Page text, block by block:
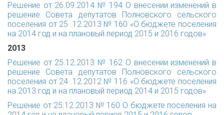
Решение от 26.09.2014 № 194 О внесении изменений в
решение Совета депутатов Полновского сельского
поселения от 25 .12.2013 № 160 «О бюджете поселения
на 2014 год и на плановый период 2015 и 2016 годов»
2013
Решение от 25.12.2013 № 162 О внесении изменений в
решение Совета депутатов Полновского сельского
поселения от 24 .12.2012 № 116 «О бюджете поселения
на 2013 год и на плановый период 2014 и 2015 годов»
Решение от 25.12.2013 № 160 О бюджете поселения на